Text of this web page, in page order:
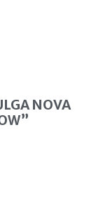
NOVA